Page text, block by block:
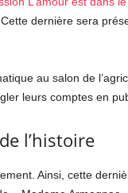
dernière sera
au salon de
leurs comptes en
l’histoire
Ainsi, cette